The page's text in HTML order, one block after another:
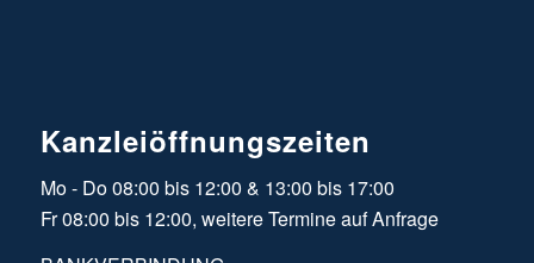
Kanzleiöffnungszeiten
Mo - Do 08:00 bis 12:00 & 13:00 bis 17:00
Fr 08:00 bis 12:00, weitere Termine auf Anfrage